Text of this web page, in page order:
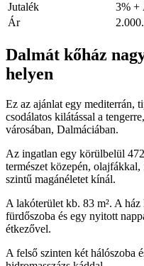
Jutalék
3% +
Ár
Dalmát kőház
helyen
Ez az ajánlat egy mediterrán,
csodálatos kilátással a
városában, Dalmáciában.
Az ingatlan egy körülbelül
természet közepén,
szintű magánéletet kínál.
A lakóterület kb. 83 m². A
fürdőszoba és egy nyitott
étkezővel.
A felső szinten két hálószoba